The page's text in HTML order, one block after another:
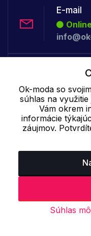
E-mail
Telefón:
+421
Cookie - podrobné
Ok-moda so
súhlas na
Vám okrem
informácie
záujmov.
Súhlas